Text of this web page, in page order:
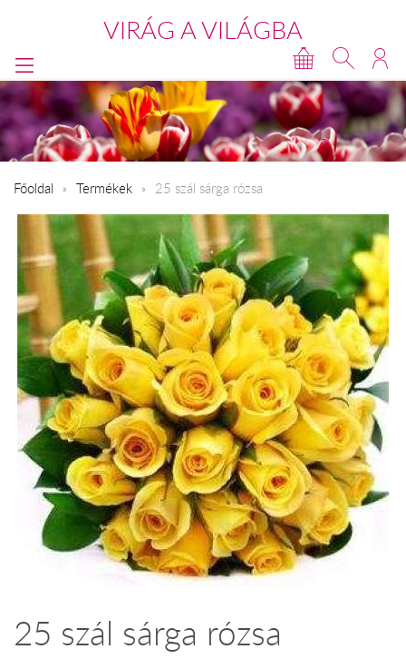
VIRÁG A VILÁGBA
Főoldal Termékek 25 szál sárga rózsa
25 szál sárga rózsa